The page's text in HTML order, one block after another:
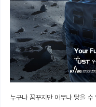
누구나 꿈꾸지만 아무나 닿을